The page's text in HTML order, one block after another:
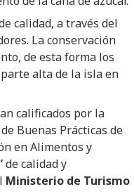
calidad, a través del
La conservación
de esta forma los
alta de la isla en
calificados por la
Buenas Prácticas de
en Alimentos y
de calidad y
Ministerio de Turismo